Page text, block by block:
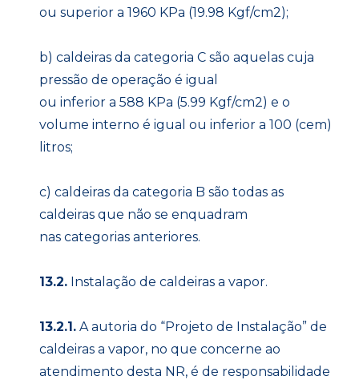
ou superior a 1960 KPa (19.98 Kgf/cm2);
b) caldeiras da categoria C são aquelas cuja
pressão de operação é igual
ou inferior a 588 KPa (5.99 Kgf/cm2) e o
volume interno é igual ou inferior a 100 (cem)
litros;
c) caldeiras da categoria B são todas as
caldeiras que não se enquadram
nas categorias anteriores.
13.2.Instalação de caldeiras a vapor.
13.2.1.A autoria do “Projeto de Instalação” de
caldeiras a vapor, no que concerne ao
atendimento desta NR, é de responsabilidade